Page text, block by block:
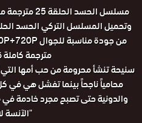
مسلسل
مترجمة
سنيحة تنشأ محرومة من حب أمها
محامياً ناجحاً بينما تفشل هي
والدونية حتى تصبح مجرد خادمة في
"الآنسة